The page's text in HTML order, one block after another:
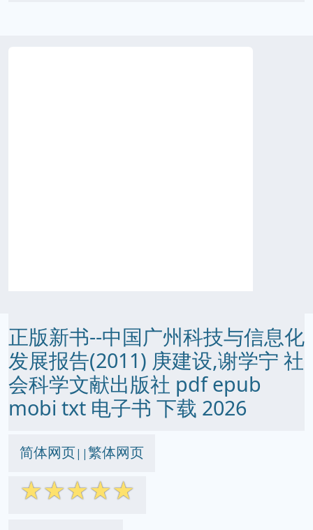
正版新书--中国广州科技与信息化
发展报告(2011) 庚建设,谢学宁 社
会科学文献出版社 pdf epub
mobi txt 电子书 下载 2026
简体网页||繁体网页
☆☆☆☆☆